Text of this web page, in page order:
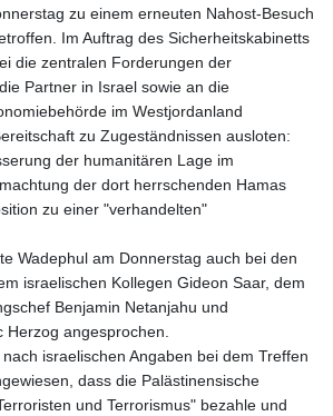
zu einem erneuten Nahost-Besuch
Im Auftrag des Sicherheitskabinetts
die zentralen Forderungen der
Partner in Israel sowie an die
im Westjordanland
zu Zugeständnissen ausloten:
der humanitären Lage im
der dort herrschenden Hamas
zu einer "verhandelten"
Wadephul am Donnerstag auch bei den
israelischen Kollegen Gideon Saar, dem
Benjamin Netanjahu und
Herzog angesprochen.
israelischen Angaben bei dem Treffen
dass die Palästinensische
und Terrorismus" bezahle und